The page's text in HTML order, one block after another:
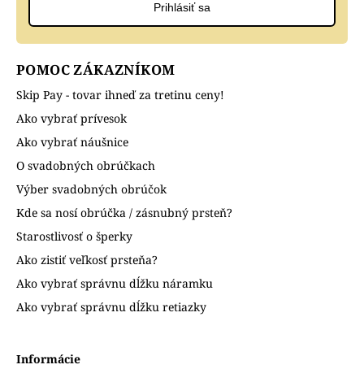
POMOC ZÁKAZNÍKOM
Skip Pay - tovar ihneď za tretinu ceny!
Ako vybrať prívesok
Ako vybrať náušnice
O svadobných obrúčkach
Výber svadobných obrúčok
Kde sa nosí obrúčka / zásnubný prsteň?
Starostlivosť o šperky
Ako zistiť veľkosť prsteňa?
Ako vybrať správnu dĺžku náramku
Ako vybrať správnu dĺžku retiazky
Informácie
Prihlásiť sa